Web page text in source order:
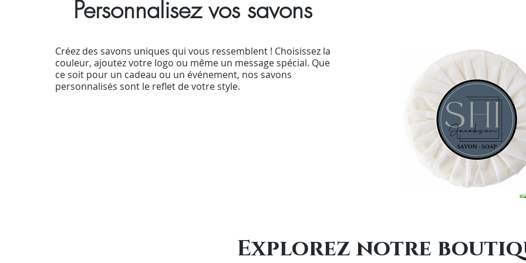
Personnalisez vos savons
Créez des savons uniques qui vous ressemblent ! Choisissez la
couleur, ajoutez votre logo ou même un message spécial. Que
ce soit pour un cadeau ou un événement, nos savons
personnalisés sont le reflet de votre style.
Explorez notre